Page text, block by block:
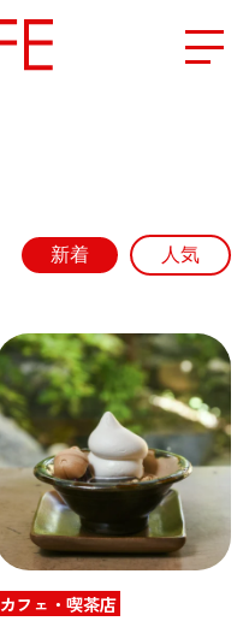
カフェ・喫茶店